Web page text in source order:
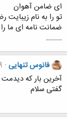
ای ضامن آهوان
تو را به نام زیبایت
ضمانت نامه ای ما
........
فانوس تنهایی
آخرین بار که دیدمت
گفتی سلام